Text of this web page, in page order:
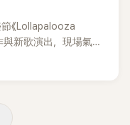
《Lollapalooza
新歌演出，現場氣氛
坦承，自己因為太緊